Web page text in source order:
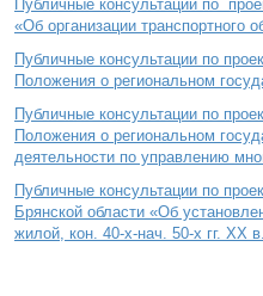
Публичные консультации по
«Об организации транспортного
Публичные консультации по
Положения о региональном
Публичные консультации по
Положения о региональном
деятельности по управлению
Публичные консультации по
Брянской области «Об
жилой, кон. 40-х-нач. 50-х гг. ХХ